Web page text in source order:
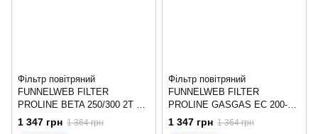
Фільтр повітряний
FUNNELWEB FILTER
PROLINE BETA 250/300 2T 13-
18, 350-525 4T 04-18
1 347 грн 1 364 грн
Фільтр повітряний
FUNNELWEB FILTER
PROLINE GASGAS EC 200-
300 ENDURO 2T 18
1 347 грн 1 364 грн